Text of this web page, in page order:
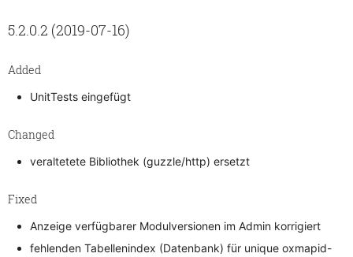
5.2.0.2 (2019-07-16)
Added
UnitTests eingefügt
Changed
veraltetete Bibliothek (guzzle/http) ersetzt
Fixed
Anzeige verfügbarer Modulversionen im Admin korrigiert
fehlenden Tabellenindex (Datenbank) für unique oxmapid-